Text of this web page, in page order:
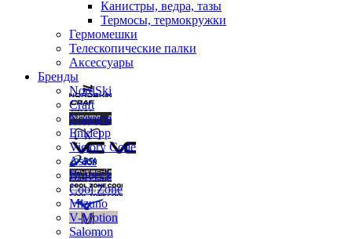
Канистры, ведра, тазы
Термосы, термокружки
Гермомешки
Телескопические палки
Аксессуары
Бренды
NordSki
Craft
Noname
Enklepp
Victory Code
Asics
Brubeck
Cool Zone
Mizuno
V-Motion
Salomon